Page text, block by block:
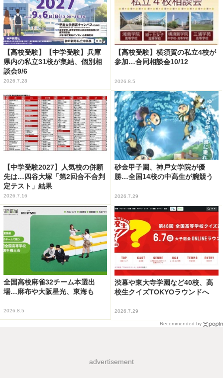
【高校受験】【中学受験】兵庫
県内の私立31校が集結、個別相
談会9/6
2026.7.28
【高校受験】横須賀の私立4校が
参加…合同相談会10/12
2026.8.5
【中学受験2027】人気校の併願
先は…四谷大塚「第2回合不合判
定テスト」結果
2026.7.16
砂金甲子園、神戸女学院が優
勝…全国14校の中高生が腕競う
2026.7.29
全国高校麻雀32チーム本選出
場…麻布や大阪星光、東海も
2026.8.5
渋幕や東大寺学園など40校、高
校生クイズTOKYOラウンドへ
2026.7.29
Recommended by
advertisement